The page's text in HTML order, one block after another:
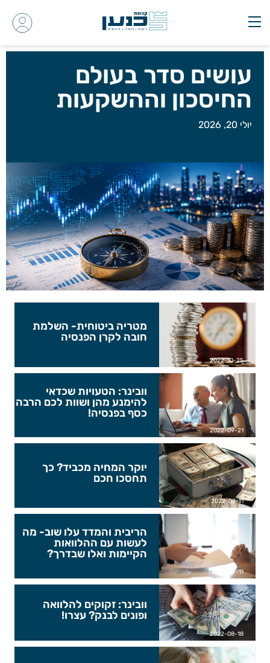
עושים סדר בעולם
החיסכון וההשקעות
יולי 20, 2026
מטריה ביטוחית- השלמת
חובה לקרן הפנסיה
2022-10-25
וובינר: הטעויות שכדאי
להימנע מהן ושוות לכם הרבה
כסף בפנסיה!
2022-09-21
יוקר המחיה מכביד? כך
תחסכו חכם
2022-09-11
הריבית והמדד עלו שוב- מה
לעשות עם ההלוואות
הקיימות ואלו שבדרך?
2022-09-11
וובינר: זקוקים להלוואה
ופונים לבנק? עצרו!
2022-08-18